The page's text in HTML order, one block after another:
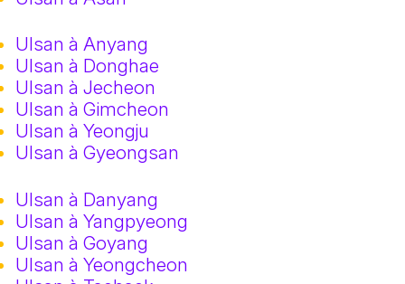
Ulsan à Anyang
Ulsan à Donghae
Ulsan à Jecheon
Ulsan à Gimcheon
Ulsan à Yeongju
Ulsan à Gyeongsan
Ulsan à Danyang
Ulsan à Yangpyeong
Ulsan à Goyang
Ulsan à Yeongcheon